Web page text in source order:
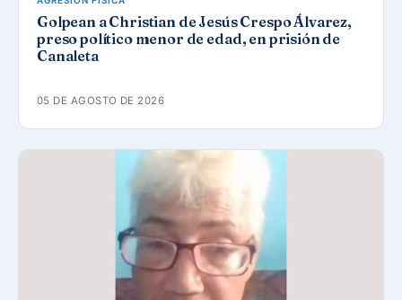
Golpean a Christian de Jesús Crespo Álvarez,
preso político menor de edad, en prisión de
Canaleta
05 DE AGOSTO DE 2026